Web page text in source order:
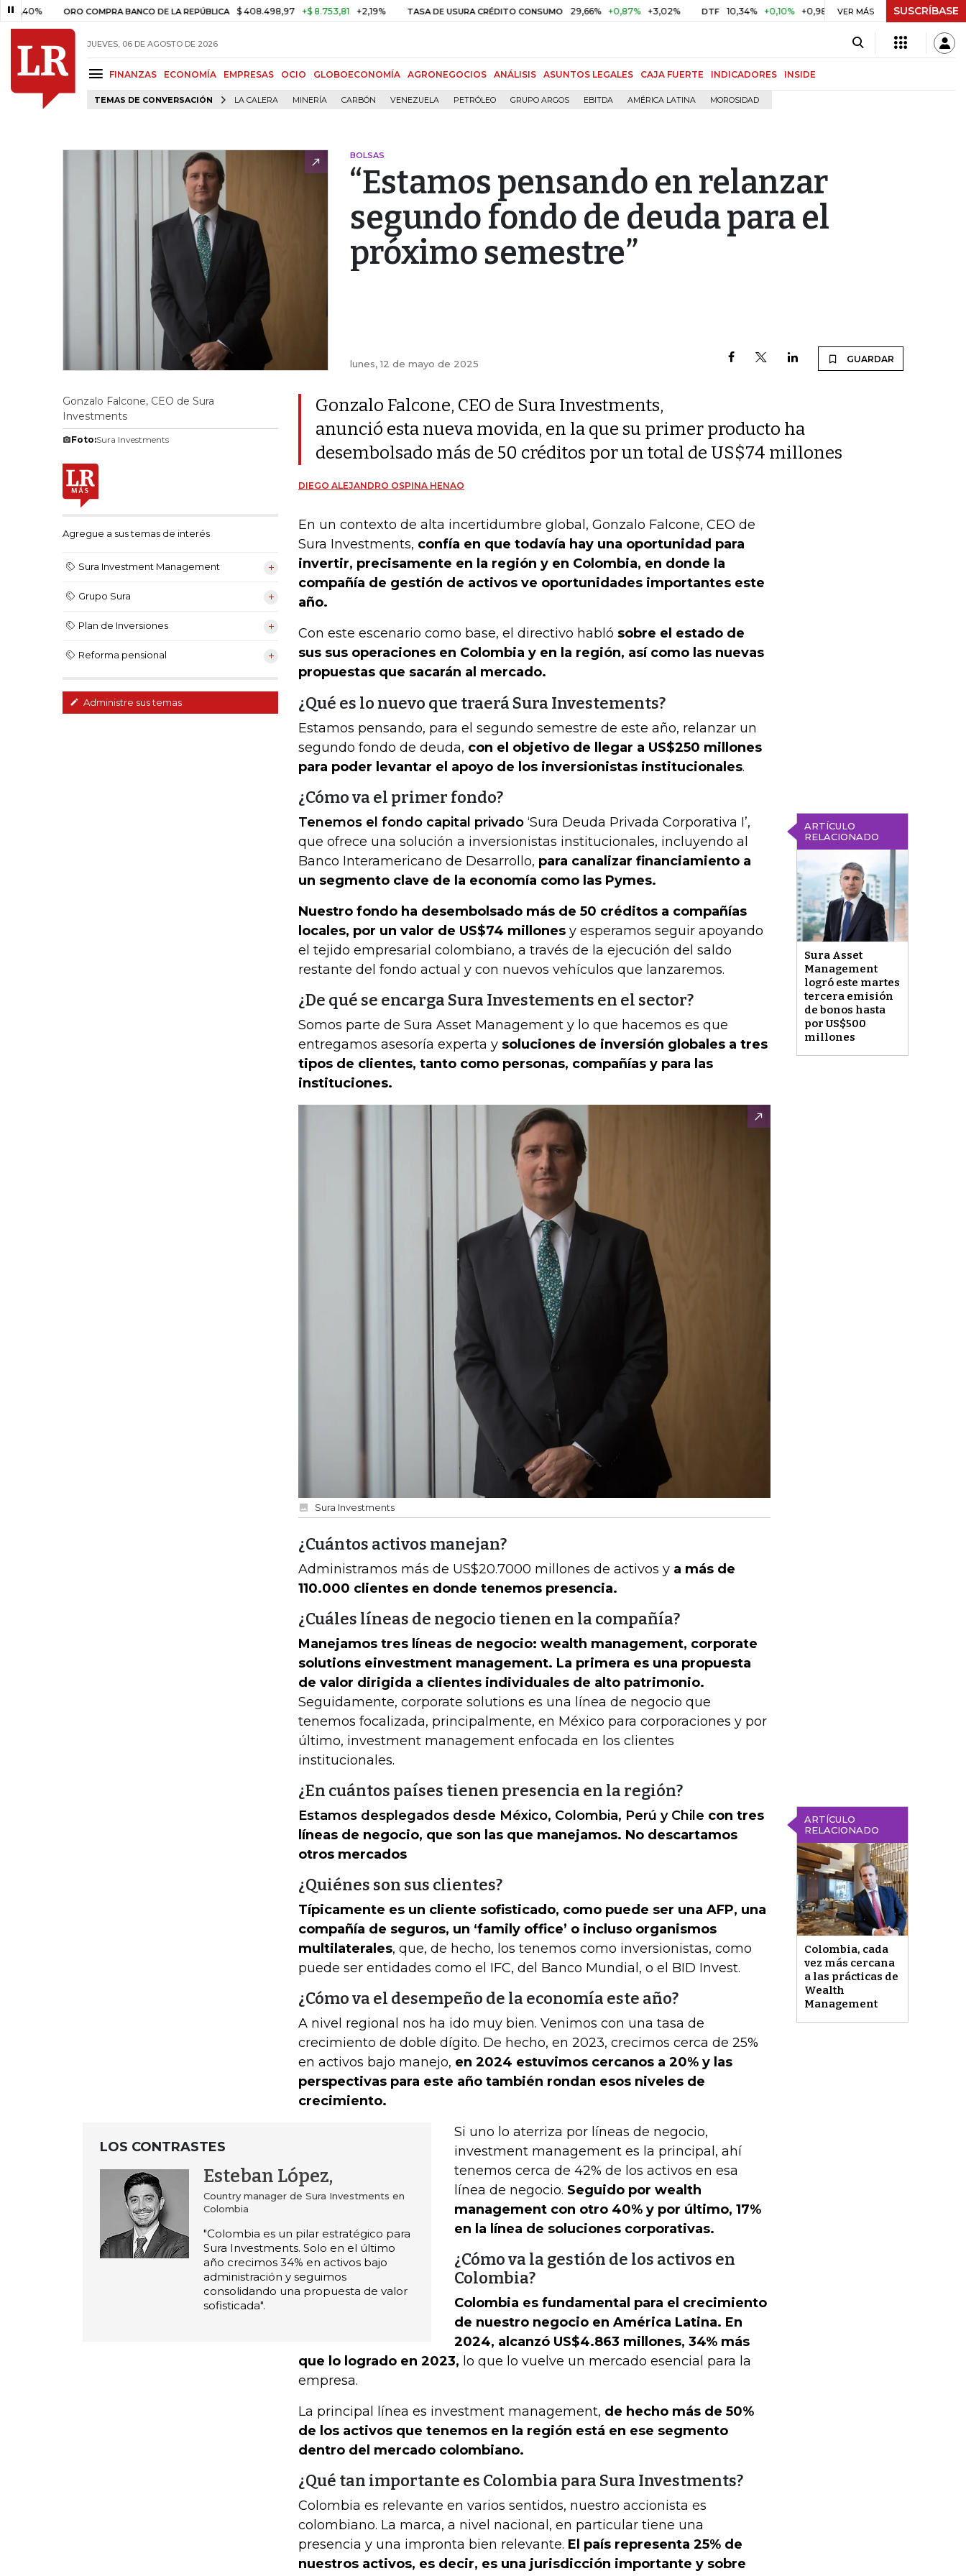
ORO COMPRA BANCO DE LA REPÚBLICA $ 408.498,97 +$ 8.753,81 +2,19% TASA DE USURA CRÉDITO CONSUMO 29,66% +0,87% +3,02% DTF 10,34% +0,10% +0,98% UVR $ 416,91 +$ 0,05 +0,01%
VER MÁS SUSCRÍBASE
JUEVES, 06 DE AGOSTO DE 2026
FINANZAS ECONOMÍA EMPRESAS OCIO GLOBOECONOMÍA AGRONEGOCIOS ANÁLISIS ASUNTOS LEGALES CAJA FUERTE INDICADORES INSIDE
TEMAS DE CONVERSACIÓN LA CALERA MINERÍA CARBÓN VENEZUELA PETRÓLEO GRUPO ARGOS EBITDA AMÉRICA LATINA MOROSIDAD
BOLSAS
“Estamos pensando en relanzar
segundo fondo de deuda para el
próximo semestre”
lunes, 12 de mayo de 2025 GUARDAR
Gonzalo Falcone, CEO de Sura
Investments
Foto:Sura Investments
Agregue a sus temas de interés
Sura Investment Management
Grupo Sura
Plan de Inversiones
Reforma pensional
Administre sus temas
Gonzalo Falcone, CEO de Sura Investments,
anunció esta nueva movida, en la que su primer producto ha
desembolsado más de 50 créditos por un total de US$74 millones
DIEGO ALEJANDRO OSPINA HENAO
En un contexto de alta incertidumbre global, Gonzalo Falcone, CEO de
Sura Investments, confía en que todavía hay una oportunidad para
invertir, precisamente en la región y en Colombia, en donde la
compañía de gestión de activos ve oportunidades importantes este
año.
Con este escenario como base, el directivo habló sobre el estado de
sus sus operaciones en Colombia y en la región, así como las nuevas
propuestas que sacarán al mercado.
¿Qué es lo nuevo que traerá Sura Investements?
Estamos pensando, para el segundo semestre de este año, relanzar un
segundo fondo de deuda, con el objetivo de llegar a US$250 millones
para poder levantar el apoyo de los inversionistas institucionales.
¿Cómo va el primer fondo?
ARTÍCULO
RELACIONADO
Sura Asset
Management
logró este martes
tercera emisión
de bonos hasta
por US$500
millones
Tenemos el fondo capital privado ‘Sura Deuda Privada Corporativa I’,
que ofrece una solución a inversionistas institucionales, incluyendo al
Banco Interamericano de Desarrollo, para canalizar financiamiento a
un segmento clave de la economía como las Pymes.
Nuestro fondo ha desembolsado más de 50 créditos a compañías
locales, por un valor de US$74 millones y esperamos seguir apoyando
el tejido empresarial colombiano, a través de la ejecución del saldo
restante del fondo actual y con nuevos vehículos que lanzaremos.
¿De qué se encarga Sura Investements en el sector?
Somos parte de Sura Asset Management y lo que hacemos es que
entregamos asesoría experta y soluciones de inversión globales a tres
tipos de clientes, tanto como personas, compañías y para las
instituciones.
Sura Investments
¿Cuántos activos manejan?
Administramos más de US$20.7000 millones de activos y a más de
110.000 clientes en donde tenemos presencia.
¿Cuáles líneas de negocio tienen en la compañía?
Manejamos tres líneas de negocio: wealth management, corporate
solutions einvestment management. La primera es una propuesta
de valor dirigida a clientes individuales de alto patrimonio.
Seguidamente, corporate solutions es una línea de negocio que
tenemos focalizada, principalmente, en México para corporaciones y por
último, investment management enfocada en los clientes
institucionales.
¿En cuántos países tienen presencia en la región?
ARTÍCULO
RELACIONADO
Colombia, cada
vez más cercana
a las prácticas de
Wealth
Management
Estamos desplegados desde México, Colombia, Perú y Chile con tres
líneas de negocio, que son las que manejamos. No descartamos
otros mercados
¿Quiénes son sus clientes?
Típicamente es un cliente sofisticado, como puede ser una AFP, una
compañía de seguros, un ‘family office’ o incluso organismos
multilaterales, que, de hecho, los tenemos como inversionistas, como
puede ser entidades como el IFC, del Banco Mundial, o el BID Invest.
¿Cómo va el desempeño de la economía este año?
A nivel regional nos ha ido muy bien. Venimos con una tasa de
crecimiento de doble dígito. De hecho, en 2023, crecimos cerca de 25%
en activos bajo manejo, en 2024 estuvimos cercanos a 20% y las
perspectivas para este año también rondan esos niveles de
crecimiento.
LOS CONTRASTES
Esteban López,
Country manager de Sura Investments en
Colombia
"Colombia es un pilar estratégico para
Sura Investments. Solo en el último
año crecimos 34% en activos bajo
administración y seguimos
consolidando una propuesta de valor
sofisticada".
Si uno lo aterriza por líneas de negocio,
investment management es la principal, ahí
tenemos cerca de 42% de los activos en esa
línea de negocio. Seguido por wealth
management con otro 40% y por último, 17%
en la línea de soluciones corporativas.
¿Cómo va la gestión de los activos en
Colombia?
Colombia es fundamental para el crecimiento
de nuestro negocio en América Latina. En
2024, alcanzó US$4.863 millones, 34% más
que lo logrado en 2023, lo que lo vuelve un mercado esencial para la
empresa.
La principal línea es investment management, de hecho más de 50%
de los activos que tenemos en la región está en ese segmento
dentro del mercado colombiano.
¿Qué tan importante es Colombia para Sura Investments?
Colombia es relevante en varios sentidos, nuestro accionista es
colombiano. La marca, a nivel nacional, en particular tiene una
presencia y una impronta bien relevante. El país representa 25% de
nuestros activos, es decir, es una jurisdicción importante y sobre